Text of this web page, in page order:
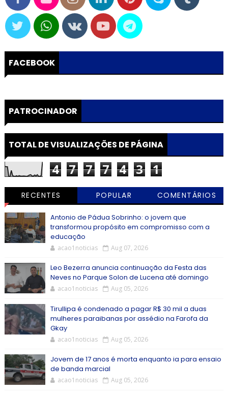
FACEBOOK
PATROCINADOR
TOTAL DE VISUALIZAÇÕES DE PÁGINA
4 7 7 7 4 3 1
RECENTES POPULAR COMENTÁRIOS
Antonio de Pádua Sobrinho: o jovem que
transformou propósito em compromisso com a
educação
acao1noticias Aug 07, 2026
Leo Bezerra anuncia continuação da Festa das
Neves no Parque Solon de Lucena até domingo
acao1noticias Aug 05, 2026
Tirullipa é condenado a pagar R$ 30 mil a duas
mulheres paraibanas por assédio na Farofa da
Gkay
acao1noticias Aug 05, 2026
Jovem de 17 anos é morta enquanto ia para ensaio
de banda marcial
acao1noticias Aug 05, 2026